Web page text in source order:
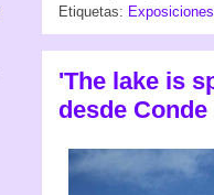
Etiquetas: Exposiciones
'The lake is
desde